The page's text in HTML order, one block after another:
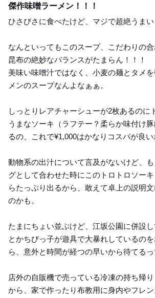
傑作味噌ラーメン！！！
ひさびさに食べたけど、マジで超絶うまい
なんといってもこのスープ、こだわりの
昆布の絶妙なバランスがたまらん！！！
美味い味噌汁ではなく、小麦の麺とタメ
メンのスープなんよなぁぁ。
しっとりレアチャーシューが2枚あるのに
うまなソーキ（ラフテー？柔らか味付け
るの、これで¥1,000はかなりコスパが良い
動物系の出汁について言及がないけど、
グとして合わせた時にこのトロトロソー
らたっぷり出るから、敢えて卓上の説明
のかも。
たまにちょい並ぶけど、江坂公園に併設
とかちびっ子が遊具で大暴れしているの
ら、意外と時間が経つの早いから待てるっ
店外の自販機で売っている冷凍の持ち帰
から、家で作ったり布教用に身内やフレ